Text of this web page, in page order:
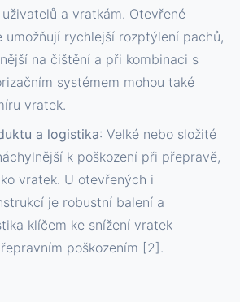
a vratkám. Otevřené
umožňují rychlejší rozptýlení pachů,
na čištění a při kombinaci s
systémem mohou také
vratek.
a logistika: Velké nebo složité
k poškození při přepravě,
vratek. U otevřených i
je robustní balení a
klíčem ke snížení vratek
poškozením [2].